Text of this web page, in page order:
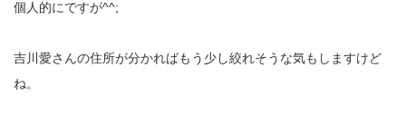
個人的にですが^^;
吉川愛さんの住所が分かればもう少し絞れそうな気もしますけど
ね。